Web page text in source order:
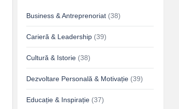
Business & Antreprenoriat (38)
Carieră & Leadership (39)
Cultură & Istorie (38)
Dezvoltare Personală & Motivație (39)
Educație & Inspirație (37)